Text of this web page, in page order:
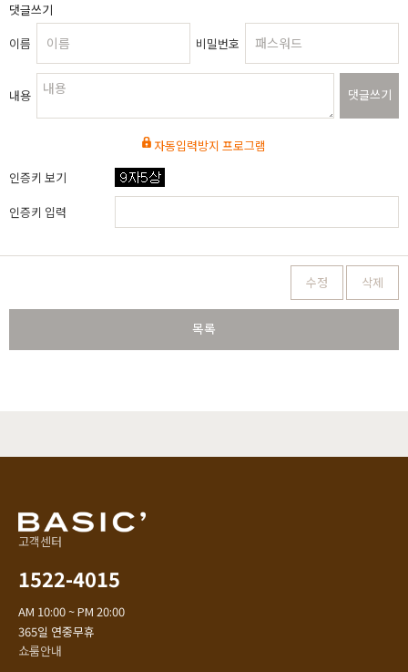
댓글쓰기
이름
비밀번호
내용 댓글쓰기
자동입력방지 프로그램
인증키 보기
인증키 입력
수정 삭제
목록
고객센터
1522-4015
AM 10:00 ~ PM 20:00
365일 연중무휴
쇼룸안내